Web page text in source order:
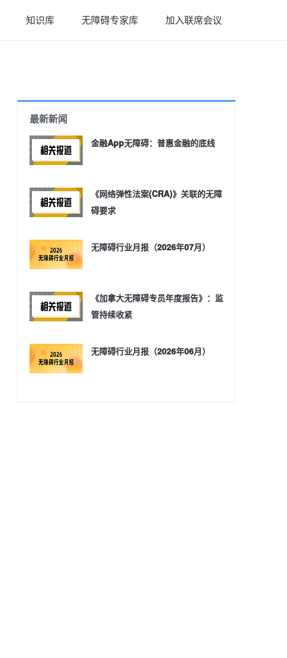
知识库 无障碍专家库 加入联席会议
最新新闻
金融App无障碍：普惠金融的底线
《网络弹性法案(CRA)》关联的无障
碍要求
无障碍行业月报（2026年07月）
《加拿大无障碍专员年度报告》：监
管持续收紧
无障碍行业月报（2026年06月）